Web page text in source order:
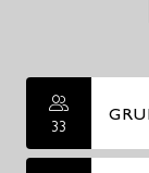
33